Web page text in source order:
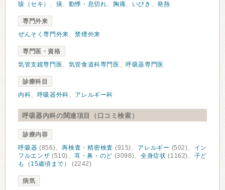
咳（セキ） 、 痰、 動悸・息切れ、 胸痛、 いびき 、発熱
専門外来
ぜんそく専門外来、禁煙外来
専門医・資格
気管支鏡専門医、 気管食道科専門医 、呼吸器専門医
診療科目
内科、 呼吸器外科、 アレルギー科
呼吸器内科の関連項目（口コミ検索）
診療内容
呼吸器 (856)、再検査・精密検査 (915)、 アレルギー (502)、 イン
フルエンザ (510)、 耳・鼻・のど (3098)、 全身症状 (1162)、 子ど
も（15歳頃まで）
(2242)
病気